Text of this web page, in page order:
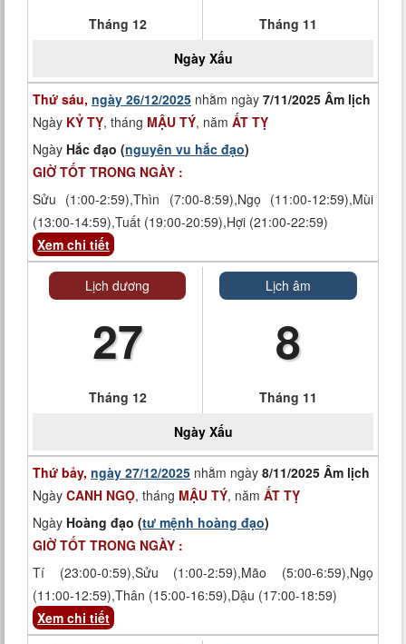
Tháng 12
Tháng 11
Ngày Xấu
Thứ sáu, ngày 26/12/2025 nhằm ngày 7/11/2025 Âm lịch
Ngày KỶ TỴ, tháng MẬU TÝ, năm ẤT TỴ
Ngày Hắc đạo (nguyên vu hắc đạo)
GIỜ TỐT TRONG NGÀY :
Sửu (1:00-2:59),Thìn (7:00-8:59),Ngọ (11:00-12:59),Mùi
(13:00-14:59),Tuất (19:00-20:59),Hợi (21:00-22:59)
Xem chi tiết
Lịch dương
27
Tháng 12
Lịch âm
8
Tháng 11
Ngày Xấu
Thứ bảy, ngày 27/12/2025 nhằm ngày 8/11/2025 Âm lịch
Ngày CANH NGỌ, tháng MẬU TÝ, năm ẤT TỴ
Ngày Hoàng đạo (tư mệnh hoàng đạo)
GIỜ TỐT TRONG NGÀY :
Tí (23:00-0:59),Sửu (1:00-2:59),Mão (5:00-6:59),Ngọ
(11:00-12:59),Thân (15:00-16:59),Dậu (17:00-18:59)
Xem chi tiết